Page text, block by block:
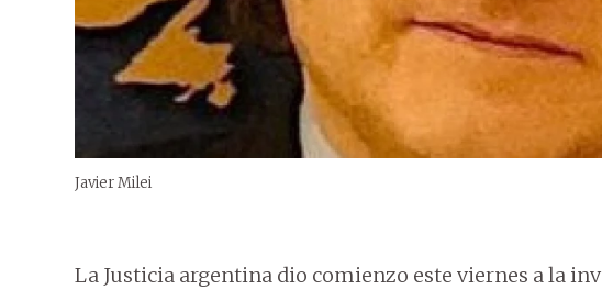
Javier Milei
La Justicia argentina dio comienzo este viernes a la